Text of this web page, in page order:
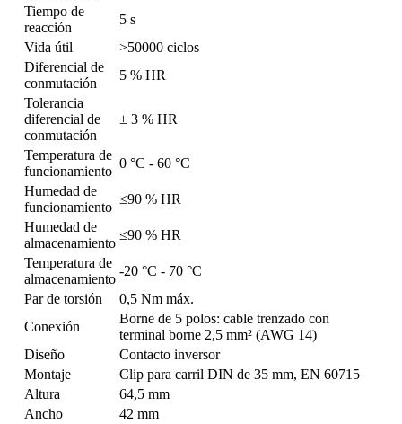
Tiempo de
reacción
5 s
Vida útil
>50000 ciclos
Diferencial de
conmutación
5 % HR
Tolerancia
diferencial de
conmutación
± 3 % HR
Temperatura de
funcionamiento
0 °C - 60 °C
Humedad de
funcionamiento
≤90 % HR
Humedad de
almacenamiento
≤90 % HR
Temperatura de
almacenamiento
-20 °C - 70 °C
Par de torsión
0,5 Nm máx.
Conexión
Borne de 5 polos: cable trenzado con
terminal borne 2,5 mm² (AWG 14)
Diseño
Contacto inversor
Montaje
Clip para carril DIN de 35 mm, EN 60715
Altura
64,5 mm
Ancho
42 mm